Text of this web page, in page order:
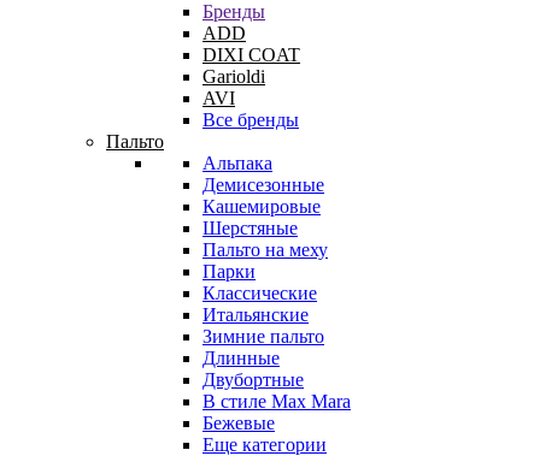
Бренды
ADD
DIXI COAT
Garioldi
AVI
Все бренды
Пальто
Альпака
Демисезонные
Кашемировые
Шерстяные
Пальто на меху
Парки
Классические
Итальянские
Зимние пальто
Длинные
Двубортные
В стиле Max Mara
Бежевые
Еще категории